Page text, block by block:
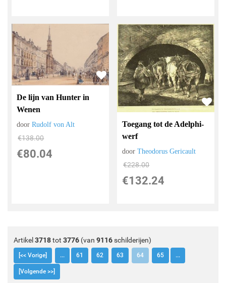
De lijn van Hunter in
Wenen
doorRudolf von Alt
€138.00
€80.04
Toegang tot de Adelphi-
werf
doorTheodorus Gericault
€228.00
€132.24
Artikel3718tot 3776 (van 9116schilderijen)
[<< Vorige] ... 61 62 63 64 65 ...
[Volgende >>]